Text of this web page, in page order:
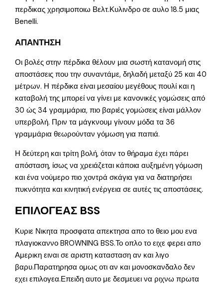
περδικας χρησιμοποιω Βελτ.Κυλινδρο σε αυλο 18.5 μιας
Benelli.
ΑΠΑΝΤΗΣΗ
Οι βολές στην πέρδικα θέλουν μια σωστή κατανομή στις
αποστάσεις που την συναντάμε, δηλαδή μεταξύ 25 και 40
μέτρων. Η πέρδικα είναι μεσαίου μεγέθους πουλί και η
καταβολή της μπορεί να γίνει με κανονικές γομώσεις από
30 ώς 34 γραμμάρια, πιο βαριές γομώσεις είναι μάλλον
υπερβολή. Πριν τα μάγκνουμ γίνουν μόδα τα 36
γραμμάρια θεωρούνταν γόμωση για παπιά.
Η δεύτερη και τρίτη βολή, όταν το θήραμα έχει πάρει
απόσταση, ίσως να χρειάζεται κάποια αυξημένη γόμωση
και ένα νούμερο πιο χοντρά σκάγια για να διατηρήσει
πυκνότητα και κινητική ενέργεια σε αυτές τις αποστάσεις.
ΕΠΙΛΟΓΕΑΣ BSS
Κυριε Νικητα προσφατα απεκτησα απο το θειο μου ενα
πλαγιοκαννο BROWNING BSS.Το οπλο το ειχε φερει απο
Αμερικη ειναι σε αριστη κατασταση αν και λιγο
βαρυ.Παρατηρησα ομως οτι αν και μονοσκανδαλο δεν
εχει επιλογεα.Επειδη αυτο με δεσμευει να ριχνω πρωτα